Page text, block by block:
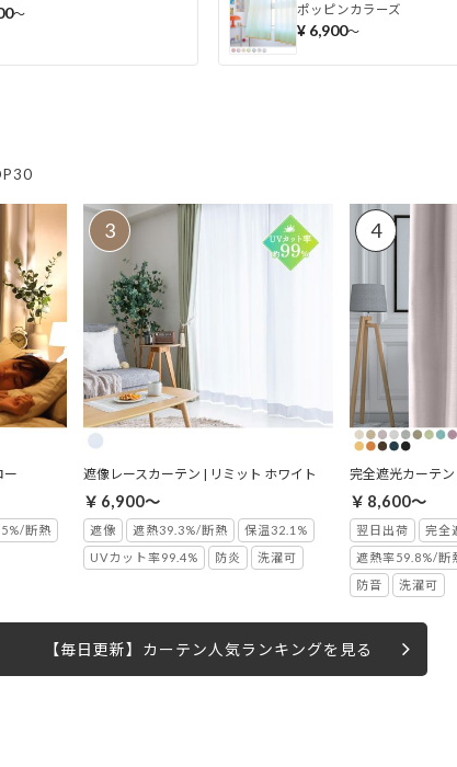
〜 ポッピンカラーズ
¥ 6,900〜
ー
断熱
遮像レースカーテン | リミット ホワイト
￥6,900～
遮像 遮熱39.3%/断熱
保温32.1%
UVカット率99.4%
防炎 洗濯可
完全遮光カーテン
￥8,600～
翌日出荷
完全
遮熱率59.8%/断
防音
洗濯可
【毎日更新】カーテン人気ランキングを見る